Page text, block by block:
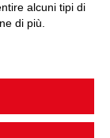
animazioni
alcuni tipi di
di più.